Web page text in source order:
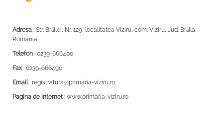
Adresa : Str. Brăilei, Nr. 129, localitatea Viziru, com. Viziru, Jud. Brăila,
Romania
Telefon : 0239-666400
Fax: 0239-666490
Email: registratura@primaria-viziru.ro
Pagina de internet : www.primaria-viziru.ro